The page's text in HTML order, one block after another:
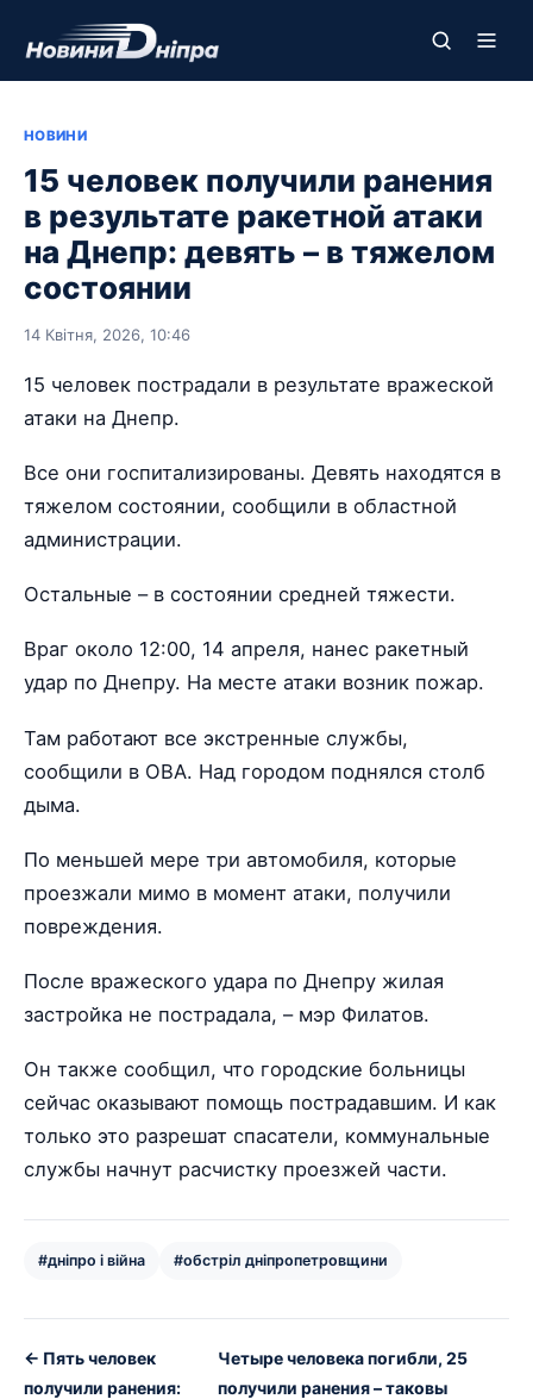
НОВИНИ
15 человек получили ранения
в результате ракетной атаки
на Днепр: девять – в тяжелом
состоянии
14 Квітня, 2026, 10:46
15 человек пострадали в результате вражеской
атаки на Днепр.
Все они госпитализированы. Девять находятся в
тяжелом состоянии, сообщили в областной
администрации.
Остальные – в состоянии средней тяжести.
Враг около 12:00, 14 апреля, нанес ракетный
удар по Днепру. На месте атаки возник пожар.
Там работают все экстренные службы,
сообщили в ОВА. Над городом поднялся столб
дыма.
По меньшей мере три автомобиля, которые
проезжали мимо в момент атаки, получили
повреждения.
После вражеского удара по Днепру жилая
застройка не пострадала, – мэр Филатов.
Он также сообщил, что городские больницы
сейчас оказывают помощь пострадавшим. И как
только это разрешат спасатели, коммунальные
службы начнут расчистку проезжей части.
#дніпро і війна #обстріл дніпропетровщини
← Пять человек
получили ранения:
Четыре человека погибли, 25
получили ранения – таковы